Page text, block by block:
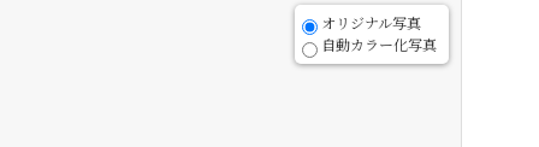
オリジナル写真
自動カラー化写真